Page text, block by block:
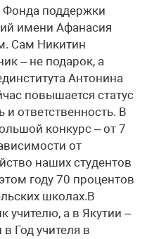
Фонда поддержки
имени Афанасия
Сам Никитин
– не подарок, а
Антонина
повышается статус
и ответственность. В
конкурс – от 7
от
наших студентов
году 70 процентов
школах.В
учителю, а в Якутии –
Год учителя в